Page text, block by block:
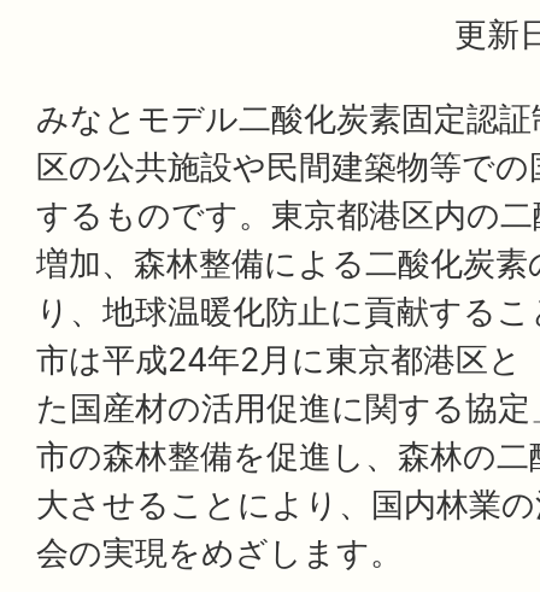
更新
みなとモデル二酸化炭素固定認
区の公共施設や民間建築物等で
するものです。東京都港区内の
増加、森林整備による二酸化炭
り、地球温暖化防止に貢献する
市は平成24年2月に東京都港区と
た国産材の活用促進に関する協
市の森林整備を促進し、森林の
大させることにより、国内林業
会の実現をめざします。